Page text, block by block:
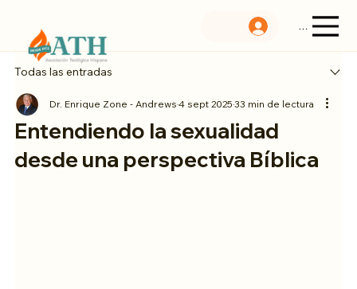
Menu
Todas las entradas
Entendiendo la sexualidad
desde una perspectiva Bíblica
Dr. Enrique Zone - Andrews4 sept 202533 min de lectura